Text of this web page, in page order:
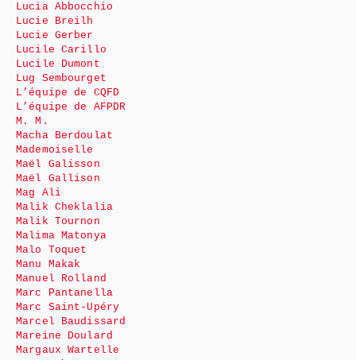
Lucia Abbocchio
Lucie Breilh
Lucie Gerber
Lucile Carillo
Lucile Dumont
Lug Sembourget
L’équipe de CQFD
L’équipe de AFPDR
M. M.
Macha Berdoulat
Mademoiselle
Maël Galisson
Maël Gallison
Mag Ali
Malik Cheklalia
Malik Tournon
Malima Matonya
Malo Toquet
Manu Makak
Manuel Rolland
Marc Pantanella
Marc Saint-Upéry
Marcel Baudissard
Mareine Doulard
Margaux Wartelle